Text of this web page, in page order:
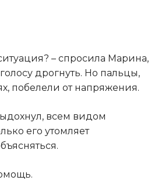
– спросила Марина,
дрогнуть. Но пальцы,
побелели от напряжения.
всем видом
его утомляет